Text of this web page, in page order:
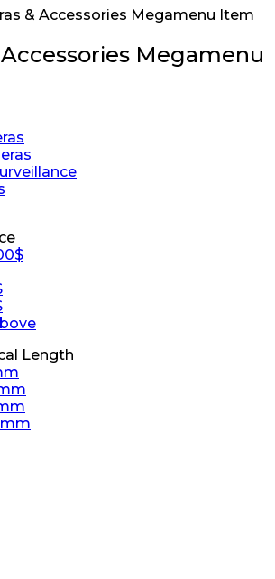
& Accessories Megamenu Item
Megamenu
Length